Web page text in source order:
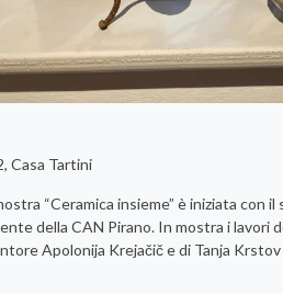
Casa Tartini
“Ceramica insieme” è iniziata
della CAN Pirano. In mostra i lavori
Apolonija Krejačič e di Tanja